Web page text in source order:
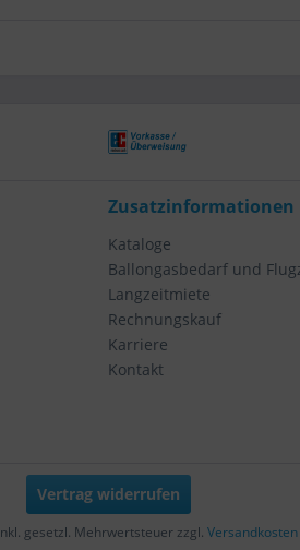
Zusatzinformationen
Kataloge
Ballongasbedarf und
Langzeitmiete
Rechnungskauf
Karriere
Kontakt
Vertrag widerrufen
gesetzl. Mehrwertsteuer zzgl. Versandkosten